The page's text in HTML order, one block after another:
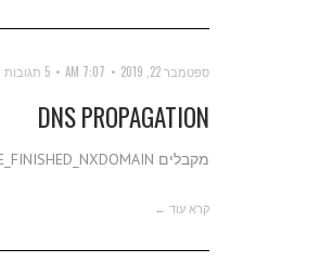
ספטמבר 22, 2019 7:07 AM 5 תגובות
DNS PROPAGATION
מקבלים DNS_PROBE_FINISHED_NXDOMAIN כשאתם מנסים להכנס לאתר?
קרא עוד ←